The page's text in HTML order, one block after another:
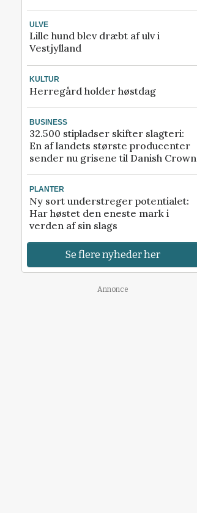
ULVE
Lille hund blev dræbt af ulv i
Vestjylland
KULTUR
Herregård holder høstdag
BUSINESS
32.500 stipladser skifter slagteri:
En af landets største producenter
sender nu grisene til Danish Crown
PLANTER
Ny sort understreger potentialet:
Har høstet den eneste mark i
verden af sin slags
Se flere nyheder her
Annonce